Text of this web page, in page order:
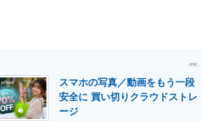
ュニティ マーケ×ITの今がよく分かる
- PR -
スマホの写真／動画をもう一段
安全に 買い切りクラウドストレ
ージ